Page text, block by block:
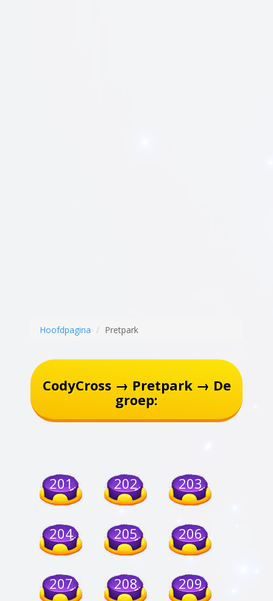
Hoofdpagina Pretpark
CodyCross → Pretpark → De
groep:
201 202 203
204 205 206
207 208 209